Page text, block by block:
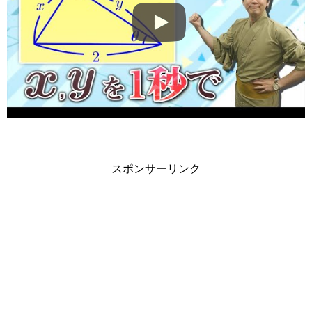
スポンサーリンク